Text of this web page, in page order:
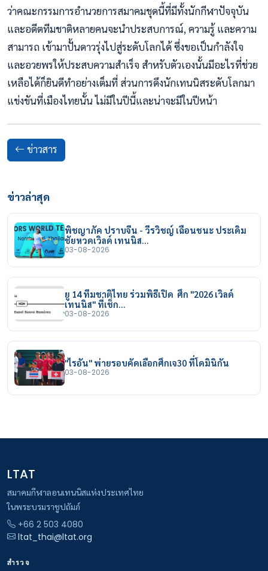
ว่าคณะกรรมการอำนวยการสมาคมชุดนี้ที่มีทั้งนักกีฬาปัจจุบัน
และอดีตทีมชาติหลายคนจะนำประสบการณ์, ความรู้ และความ
สามารถ เข้ามาปั้นดาวรุ่งไปสู่ระดับโลกได้ ซึ่งขอเป็นกำลังใจ
และอวยพรให้ประสบความสำเร็จ สำหรับตัวเองนั้นมีอะไรที่ช่วย
เหลือได้ก็ยินดีทำอย่างเต็มที่ ส่วนการดึงนักเทนนิสระดับโลกมา
แข่งขันที่เมืองไทยนั้น ไม่มีในปีนี้และน่าจะมีในปีหน้า
ข่าวสาร
ข่าวล่าสุด
พิชญาภัค ปราบจีน - วีรวิชญ์ เฉือนชนะ ประเดิม
ชัยหวดเวิลด์ เทนนิส…
03-08-2026
ยู 14 ทีมชาติไทย ร่วมพิธีเปิด ศึก "2026 เวิลด์
เทนนิส" ที่เช็ก…
03-08-2026
"ไรอัน" พ่ายรอบคัดเลือกศึกเจ30 ที่โดมินิกัน
03-08-2026
LTAT
สมาคมกีฬาลอนเทนนิสแห่งประเทศไทย
ในพระบรมราชูปถัมภ์
+66 2 503 4080
ltat_thai@ltat.org
สำรวจ